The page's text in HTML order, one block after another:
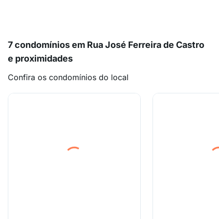
7 condomínios em Rua José Ferreira de Castro
e proximidades
Confira os condomínios do local